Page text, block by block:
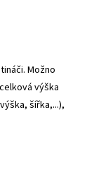
Možno
výška
šířka,...),